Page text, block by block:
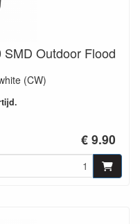
Outdoor Flood
(CW)
€ 9.90